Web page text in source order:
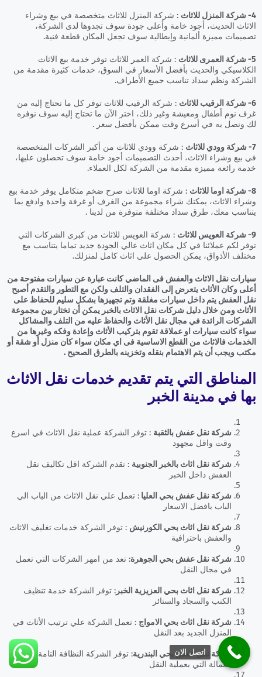
4- شركة المنزل للاثاث
: شركة المنزل للاثاث متخصصة في بيع وشراء
الاثاث الحديث، أجود خامة وأعلى جودة سوف تجدوها لدى الشركة،
تصميمات مميزة ألمانية وإيطالية سوف تجعل المكان قطعة فنية.
5- شركة العمرى للاثاث
: شركة العمر للاثاث توفر خدمة بيع الاثاث
الكلاسيكي والحديث بأفضل الأسعار في السوق، خدمات كثيرة مقدمة من
الشركة ونظم سداد تناسب جميع الأطراف.
6- شركة الرقيب للاثاث
: شركة الرقيب للاثاث توفر كل ما تحتاج إليه من
غرف نوم أطفال ومعيشة وغير ذلك، اختر الآن ما تحتاج إليه سوف نوفره
لك ونصل به في أسرع وقت ممكن بأفضل سعر .
7- شركة وودي للاثاث
: شركة وودي للاثاث من أكبر الشركات المتخصصة
في بيع وشراء الاثاث، أحدث التصميمات أجود خامة سوف تحصلون عليها،
خدمة رائعة مميزة مقدمة من الشركة لكل العملاء.
8- شركة اوما للاثاث
: شركة اوما للاثاث صرح ضخم متكامل يوفر خدمة بيع
وشراء الاثاث، يمكنك شراء مجموعة من الغرف أو غرفة واحدة وادفع بما
يتناسب معك، طرق سداد مختلفة متوفرة من لدينا .
9- شركة العويس للاثاث
: شركة العويس للاثاث من كبرى الشركات التي
توفر لكم عملائنا في كل مكان اثاث عالي الجودة جديد تماما يتناسب مع
مختلف الأذواق، يمكن الحصول على اثاث كامل لمنزلك.
سيارات نقل الاثاث والعفش فى الماضي كانت عبارة عن سيارات مفتوحة من
أعلى وكان الأثاث يتعرض إلى الفقدان والتلف ولكن مع التطور والتقدم أصبح
نقل العفش يتم داخل سيارات مغلقة وتم تجهيزها بشكل سليم للحفاظ على
الأثاث ومن خلال دليل شركات نقل الاثاث بالخبر يمكن أن تختار بين مجموعة
الشركات الرائدة في مجال نقل الأثاث والحفاظ عليه من التلف والمشاكل
سواء كانت سيارات او عملاقة تقوم بتركيب الأثاث وإعادة وفكه وغيرها من
الخدمات فالاثاث من القطع الاساسية فى اي مكان سواء كان منزل أو شقة أو
مكتب ويجب أن يتم الاهتمام بنقله وتخزينه بالطرق الصحيح .
المناطق التي يتم تقديم خدمات نقل الاثاث
بها في مدينة الخبر
شركة نقل عفش بالثقبة : توفر الشركة عملية نقل الاثاث في اسرع
وقت واقل مجهود
شركة نقل اثاث بالخبر الجنوبية : تقدم الشركة اقل تكاليف نقل
العفش داخل الخبر
شركة نقل عفش بحي العليا : تعمل علي نقل الاثاث من الباب الي
الباب بافضل الاسعار
شركة نقل اثاث بحي الكورنيش : توفر الشركة خدمات تغليف الاثاث
والعفش باحترافية
شركة نقل عفش بحي الجوهرة: تعد من امهر الشركات التي تعمل
في مجال النقل
شركة نقل اثاث بحي العزيزية الخبر : توفر الشركة خدمة تنظيف
الكنب والسجاد والستائر
شركة نقل اثاث بحي الامواج : تعمل الشركة علي ترتيب الأثاث في
المنزل الجديد بعد النقل
شركة نقل عفش بحي البندرية: توفر الشركة النظافة التامة في
العمالة التي بعملية النقل
اتصل الان